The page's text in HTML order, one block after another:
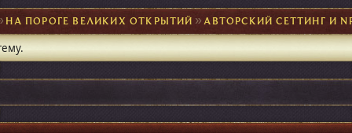
НА ПОРОГЕ ВЕЛИКИХ ОТКРЫТИЙ ►АВТОРСКИЙ СЕТТИНГ И